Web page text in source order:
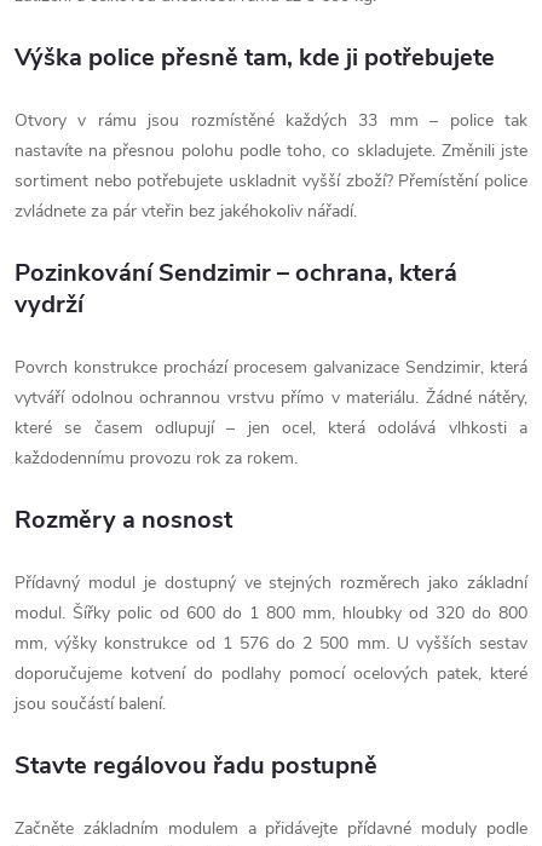
Výška police přesně tam, kde ji potřebujete
Otvory v rámu jsou rozmístěné každých 33 mm – police tak
nastavíte na přesnou polohu podle toho, co skladujete. Změnili jste
sortiment nebo potřebujete uskladnit vyšší zboží? Přemístění police
zvládnete za pár vteřin bez jakéhokoliv nářadí.
Pozinkování Sendzimir – ochrana, která
vydrží
Povrch konstrukce prochází procesem galvanizace Sendzimir, která
vytváří odolnou ochrannou vrstvu přímo v materiálu. Žádné nátěry,
které se časem odlupují – jen ocel, která odolává vlhkosti a
každodennímu provozu rok za rokem.
Rozměry a nosnost
Přídavný modul je dostupný ve stejných rozměrech jako základní
modul. Šířky polic od 600 do 1 800 mm, hloubky od 320 do 800
mm, výšky konstrukce od 1 576 do 2 500 mm. U vyšších sestav
doporučujeme kotvení do podlahy pomocí ocelových patek, které
jsou součástí balení.
Stavte regálovou řadu postupně
Začněte základním modulem a přidávejte přídavné moduly podle